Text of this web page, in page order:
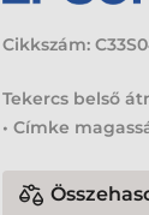
Cikkszám:
Tekercs belső
• Címke